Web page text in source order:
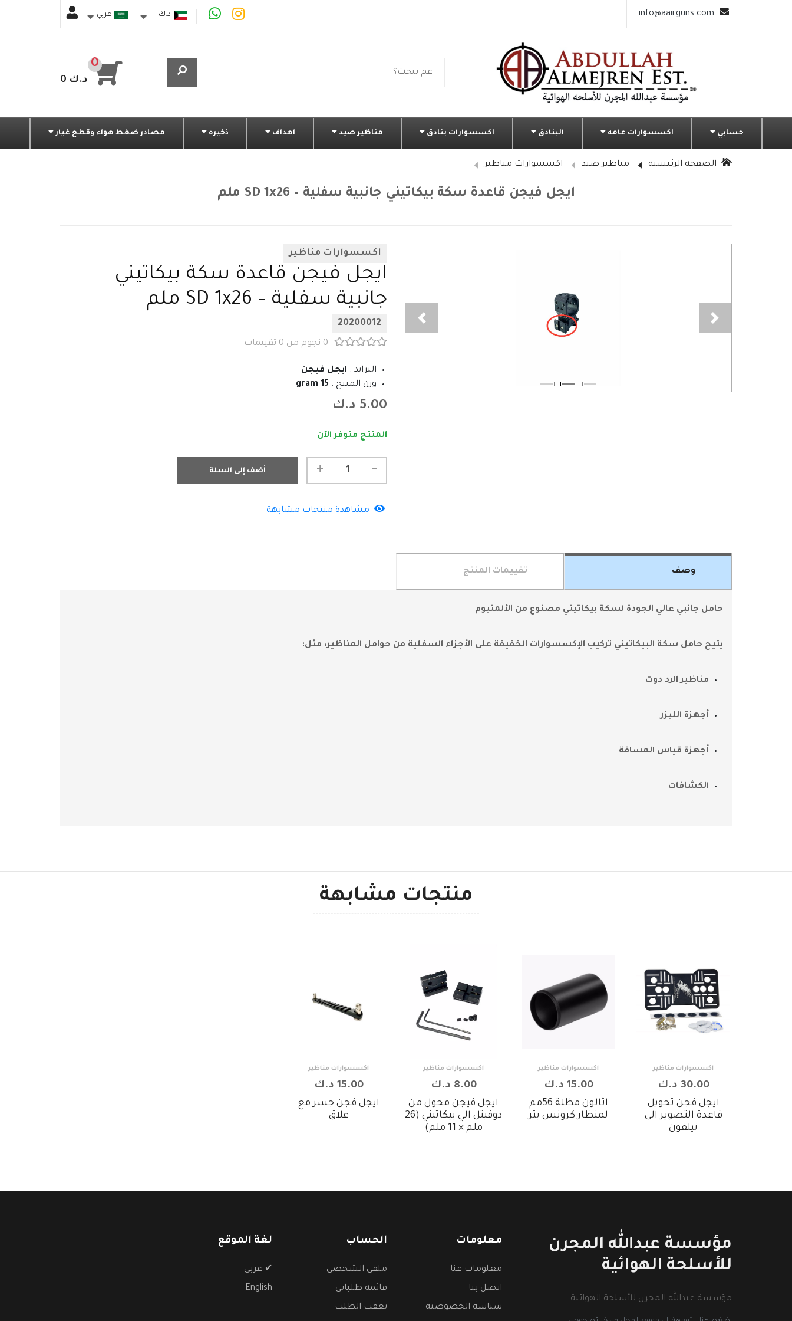
info@aairguns.com عربي
د.ك
دينار كويتي
0
0 د.ك
حسابي اكسسوارات عامه البنادق اكسسوارات بنادق مناظير صيد اهداف ذخيره مصادر ضغط هواء وقطع غيار
الصفحة الرئيسية مناظير صيد اكسسوارات مناظير
ايجل فيجن قاعدة سكة بيكاتيني جانبية سفلية – SD 1x26 ملم
اكسسوارات مناظير
ايجل فيجن قاعدة سكة بيكاتيني
جانبية سفلية – SD 1x26 ملم
20200012
0 نجوم من 0 تقييمات
البراند : ايجل فيجن
وزن المنتج : 15 gram
5.00 د.ك
المنتج متوفر الآن
-
+ أضف إلى السلة
مشاهدة منتجات مشابهة
وصف تقييمات المنتج
حامل جانبي عالي الجودة لسكة بيكاتيني مصنوع من الألمنيوم
يتيح حامل سكة البيكاتيني تركيب الإكسسوارات الخفيفة على الأجزاء السفلية من حوامل المناظير، مثل:
مناظير الرد دوت
أجهزة الليزر
أجهزة قياس المسافة
الكشافات
منتجات مشابهة
اكسسوارات مناظير
30.00 د.ك
ايجل فجن تحويل
قاعدة التصوير الى
تيلفون
اكسسوارات مناظير
15.00 د.ك
اثالون مظلة 56مم
لمنظار كرونس بتر
اكسسوارات مناظير
8.00 د.ك
ايجل فيجن محول من
دوفيتل الي بيكاتيني (26
ملم × 11 ملم)
اكسسوارات مناظير
15.00 د.ك
ايجل فجن جسر مع
علاق
مؤسسة عبدالله المجرن
للأسلحة الهوائية
مؤسسة عبدالله المجرن للأسلحة الهوائية
معلومات
معلومات عنا
اتصل بنا
سياسة الخصوصية
الحساب
ملفي الشخصي
قائمة طلباتي
تعقب الطلب
لغة الموقع
✔ عربي
English